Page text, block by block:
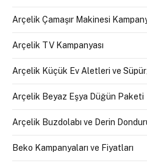
Arçelik Çamaşır Makinesi
Arçelik TV Kampanyası
Arçelik Küçük Ev Aletleri ve
Arçelik Beyaz Eşya Düğün Paketi
Arçelik Buzdolabı ve Derin
Beko Kampanyaları ve Fiyatları